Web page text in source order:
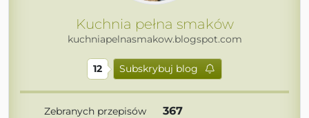
Kuchnia pełna smaków
kuchniapelnasmakow.blogspot.com
12 Subskrybuj blog
Zebranych przepisów 367